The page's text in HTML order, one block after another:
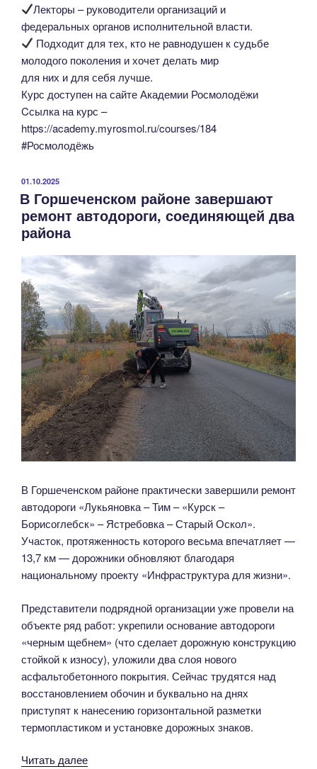
Лекторы – руководители организаций и
федеральных органов исполнительной власти.
Подходит для тех, кто не равнодушен к судьбе
молодого поколения и хочет делать мир
для них и для себя лучше.
Курс доступен на сайте Академии Росмолодёжи
Cсылка на курс –
https://academy.myrosmol.ru/courses/184
#Росмолодёжь
ОПУБЛИКОВАНО
01.10.2025
В Горшеченском районе завершают
ремонт автодороги, соединяющей два
района
В Горшеченском районе практически завершили ремонт
автодороги «Лукьяновка – Тим – «Курск –
Борисоглебск» – Ястребовка – Старый Оскол».
Участок, протяженность которого весьма впечатляет —
13,7 км — дорожники обновляют благодаря
национальному проекту «Инфраструктура для жизни».
Представители подрядной организации уже провели на
объекте ряд работ: укрепили основание автодороги
«черным щебнем» (что сделает дорожную конструкцию
стойкой к износу), уложили два слоя нового
асфальтобетонного покрытия. Сейчас трудятся над
восстановлением обочин и буквально на днях
приступят к нанесению горизонтальной разметки
термопластиком и установке дорожных знаков.
Читать далее«В